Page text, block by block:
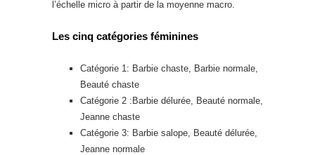
l’échelle micro à partir de la moyenne macro.
Les cinq catégories féminines
Catégorie 1: Barbie chaste, Barbie normale,
Beauté chaste
Catégorie 2 :Barbie délurée, Beauté normale,
Jeanne chaste
Catégorie 3: Barbie salope, Beauté délurée,
Jeanne normale